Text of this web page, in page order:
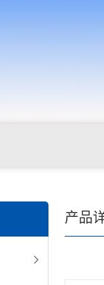
产品